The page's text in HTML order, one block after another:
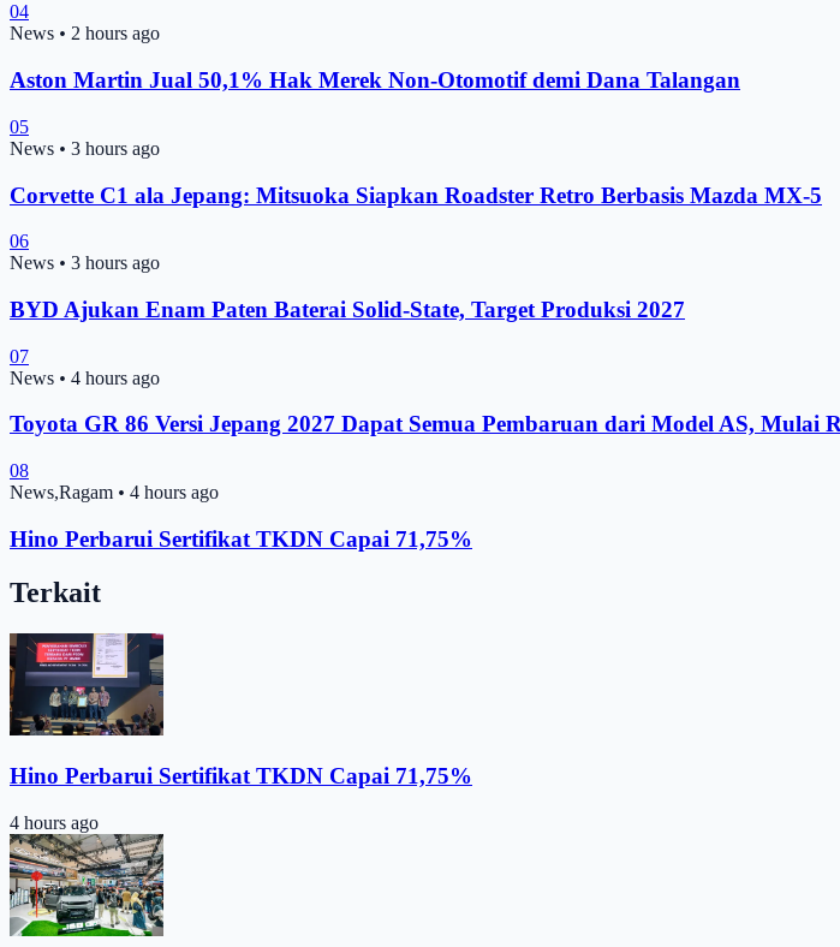
04
News • 2 hours ago
Aston Martin Jual 50,1% Hak Merek Non-Otomotif demi Dana Talangan
05
News • 3 hours ago
Corvette C1 ala Jepang: Mitsuoka Siapkan Roadster Retro Berbasis Mazda MX-5
06
News • 3 hours ago
BYD Ajukan Enam Paten Baterai Solid-State, Target Produksi 2027
07
News • 4 hours ago
Toyota GR 86 Versi Jepang 2027 Dapat Semua Pembaruan dari Model AS, Mulai
08
News,Ragam • 4 hours ago
Hino Perbarui Sertifikat TKDN Capai 71,75%
Terkait
Hino Perbarui Sertifikat TKDN Capai 71,75%
4 hours ago